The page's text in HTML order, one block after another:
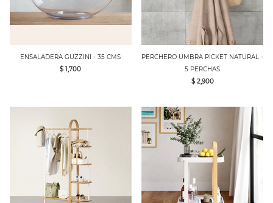
ENSALADERA GUZZINI - 35 CMS
$ 1,700
PERCHERO UMBRA PICKET NATURAL -
5 PERCHAS
$ 2,900